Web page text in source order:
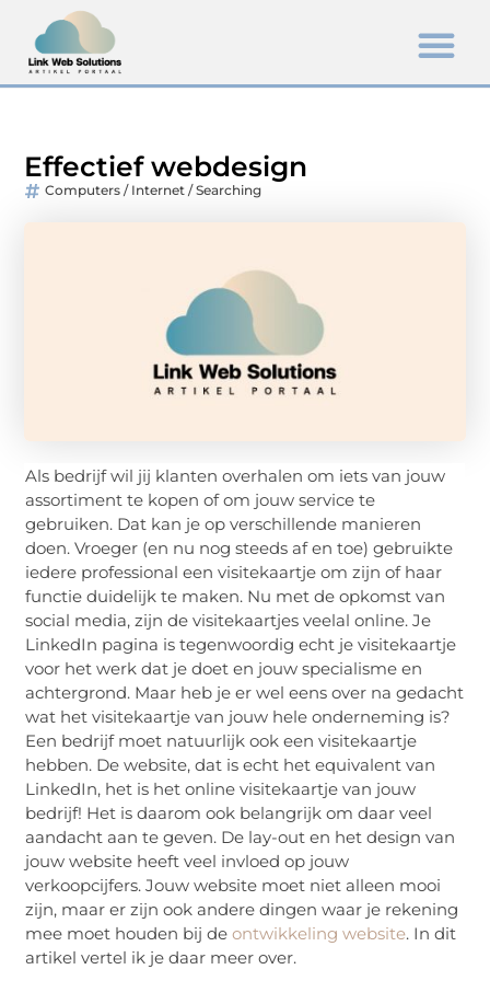
Effectief webdesign
Computers / Internet / Searching
Als bedrijf wil jij klanten overhalen om iets van jouw
assortiment te kopen of om jouw service te
gebruiken. Dat kan je op verschillende manieren
doen. Vroeger (en nu nog steeds af en toe) gebruikte
iedere professional een visitekaartje om zijn of haar
functie duidelijk te maken. Nu met de opkomst van
social media, zijn de visitekaartjes veelal online. Je
LinkedIn pagina is tegenwoordig echt je visitekaartje
voor het werk dat je doet en jouw specialisme en
achtergrond. Maar heb je er wel eens over na gedacht
wat het visitekaartje van jouw hele onderneming is?
Een bedrijf moet natuurlijk ook een visitekaartje
hebben. De website, dat is echt het equivalent van
LinkedIn, het is het online visitekaartje van jouw
bedrijf! Het is daarom ook belangrijk om daar veel
aandacht aan te geven. De lay-out en het design van
jouw website heeft veel invloed op jouw
verkoopcijfers. Jouw website moet niet alleen mooi
zijn, maar er zijn ook andere dingen waar je rekening
mee moet houden bij deontwikkeling website. In dit
artikel vertel ik je daar meer over.